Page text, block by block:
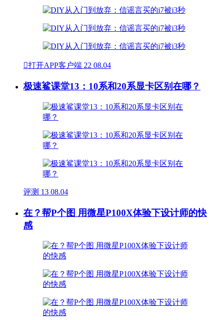
打开APP客户端 22 08.04
极速鲨课堂13：10系和20系显卡区别在哪？
评测 13 08.04
在？帮P个图 用微星P100X体验下设计师的快
感